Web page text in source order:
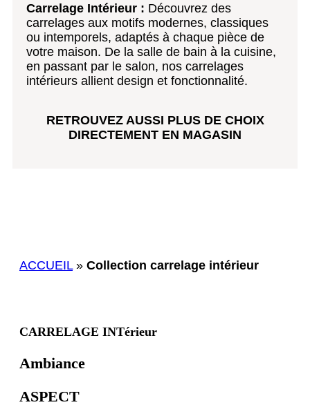
Carrelage Intérieur : Découvrez des
carrelages aux motifs modernes, classiques
ou intemporels, adaptés à chaque pièce de
votre maison. De la salle de bain à la cuisine,
en passant par le salon, nos carrelages
intérieurs allient design et fonctionnalité.
RETROUVEZ AUSSI PLUS DE CHOIX
DIRECTEMENT EN MAGASIN
ACCUEIL» Collection carrelage intérieur
CARRELAGE INTérieur
Ambiance
ASPECT